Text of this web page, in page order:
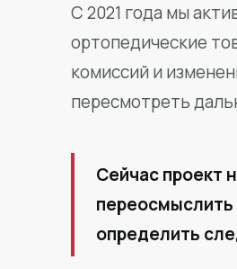
С 2021 года мы
ортопедические
комиссий и
пересмотреть
Сейчас проект
переосмыслить
определить